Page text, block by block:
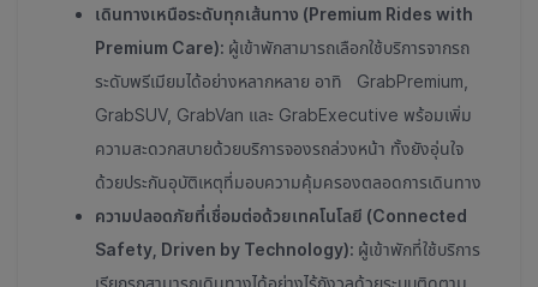
เดินทางเหนือระดับทุกเส้นทาง (Premium Rides with
Premium Care): ผู้เข้าพักสามารถเลือกใช้บริการจากรถ
ระดับพรีเมียมได้อย่างหลากหลาย อาทิ GrabPremium,
GrabSUV, GrabVan และ GrabExecutive พร้อมเพิ่ม
ความสะดวกสบายด้วยบริการจองรถล่วงหน้า ทั้งยังอุ่นใจ
ด้วยประกันอุบัติเหตุที่มอบความคุ้มครองตลอดการเดินทาง
ความปลอดภัยที่เชื่อมต่อด้วยเทคโนโลยี (Connected
Safety, Driven by Technology): ผู้เข้าพักที่ใช้บริการ